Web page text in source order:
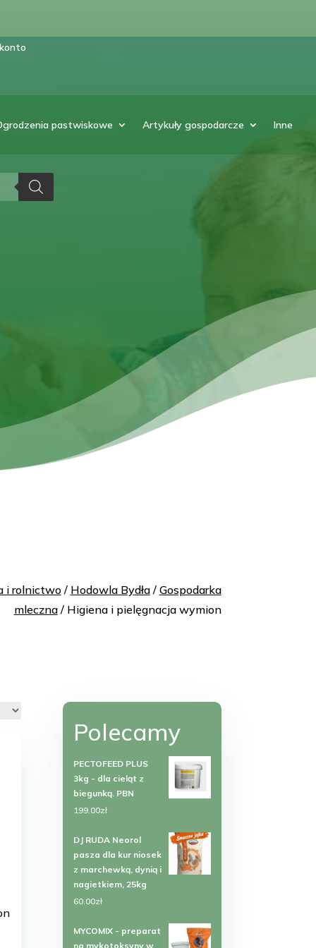
pastwiskowe Artykuły gospodarcze Inne
i rolnictwo / Hodowla Bydła/ Gospodarka
mleczna/ Higiena i pielęgnacja wymion
Polecamy
PECTOFEED PLUS
3kg - dla cieląt z
biegunką. PBN
199.00zł
DJ RUDA Neorol
pasza dla kur niosek
z marchewką, dynią i
nagietkiem, 25kg
60.00zł
MYCOMIX - preparat
na mykotoksyny w